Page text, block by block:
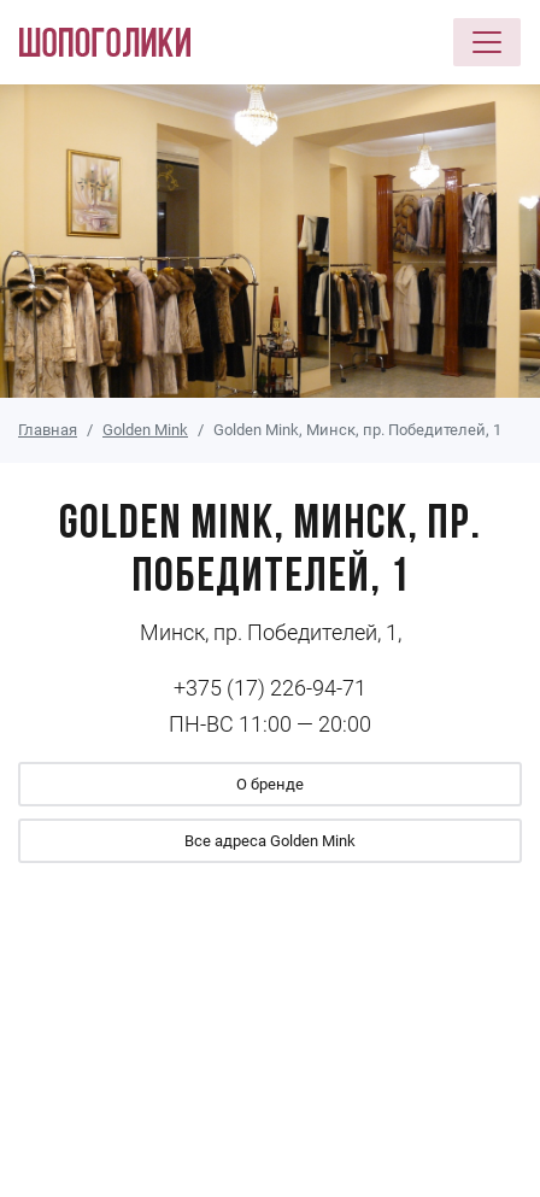
Перейти к основному содержанию
Главная Golden Mink Golden Mink, Минск, пр. Победителей, 1
Golden Mink, Минск, пр.
Победителей, 1
Минск, пр. Победителей, 1,
+375 (17) 226-94-71
ПН-ВС 11:00 — 20:00
О бренде
Все адреса Golden Mink